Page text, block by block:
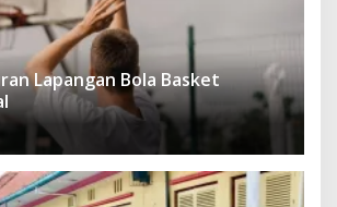
Lapangan Bola Basket